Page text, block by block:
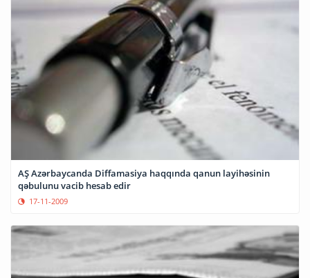
AŞ Azərbaycanda Diffamasiya haqqında qanun layihəsinin
qəbulunu vacib hesab edir
17-11-2009